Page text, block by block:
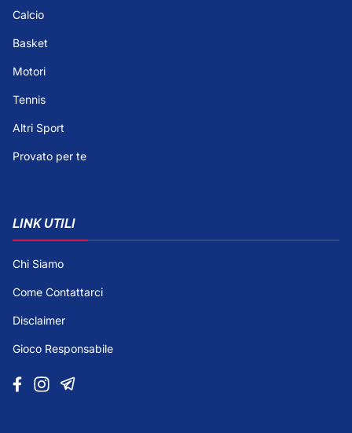
Calcio
Basket
Motori
Tennis
Altri Sport
Provato per te
LINK UTILI
Chi Siamo
Come Contattarci
Disclaimer
Gioco Responsabile